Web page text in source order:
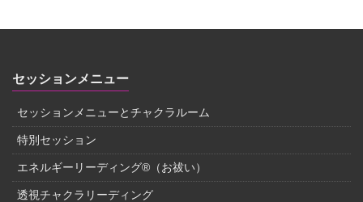
セッションメニュー
セッションメニューとチャクラルーム
特別セッション
エネルギーリーディング®（お祓い）
透視チャクラリーディング